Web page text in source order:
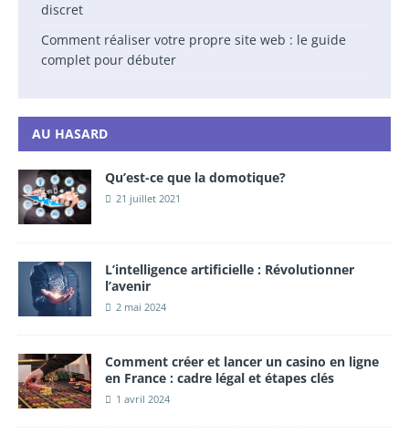
discret
Comment réaliser votre propre site web : le guide
complet pour débuter
AU HASARD
Qu’est-ce que la domotique?
21 juillet 2021
L’intelligence artificielle : Révolutionner
l’avenir
2 mai 2024
Comment créer et lancer un casino en ligne
en France : cadre légal et étapes clés
1 avril 2024